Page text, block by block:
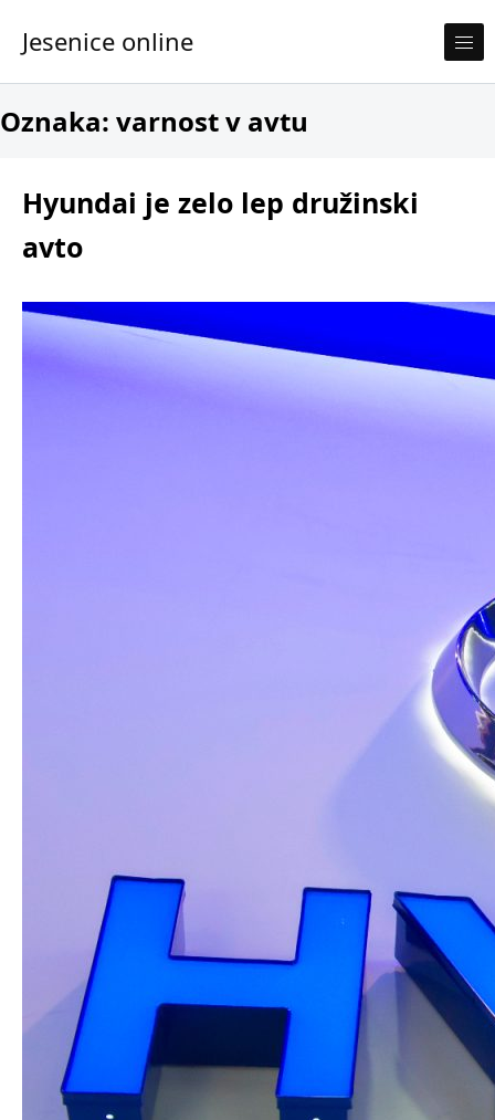
Skip to content
Jesenice online
Oznaka: varnost v avtu
Hyundai je zelo lep družinski
avto